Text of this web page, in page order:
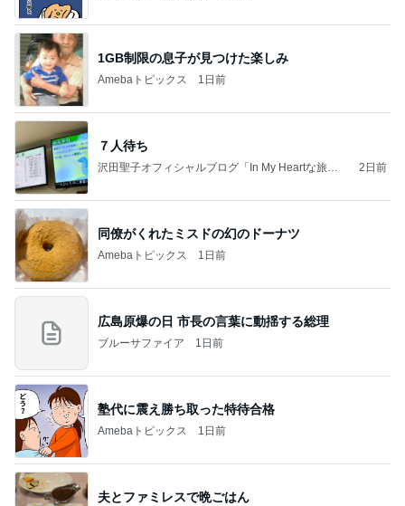
1GB制限の息子が見つけた楽しみ
Amebaトピックス 1日前
７人待ち
沢田聖子オフィシャルブログ「In My Heartな旅日
2日前
同僚がくれたミスドの幻のドーナツ
Amebaトピックス 1日前
広島原爆の日 市長の言葉に動揺する総理
ブルーサファイア 1日前
塾代に震え勝ち取った特待合格
Amebaトピックス 1日前
夫とファミレスで晩ごはん